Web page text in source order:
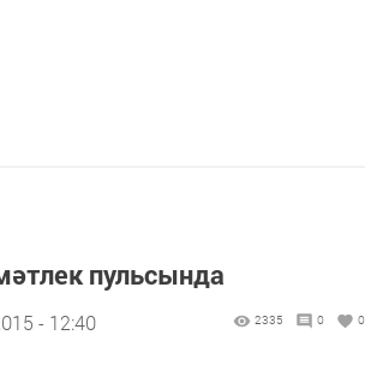
пульсында
- 12:40 2335 0 0